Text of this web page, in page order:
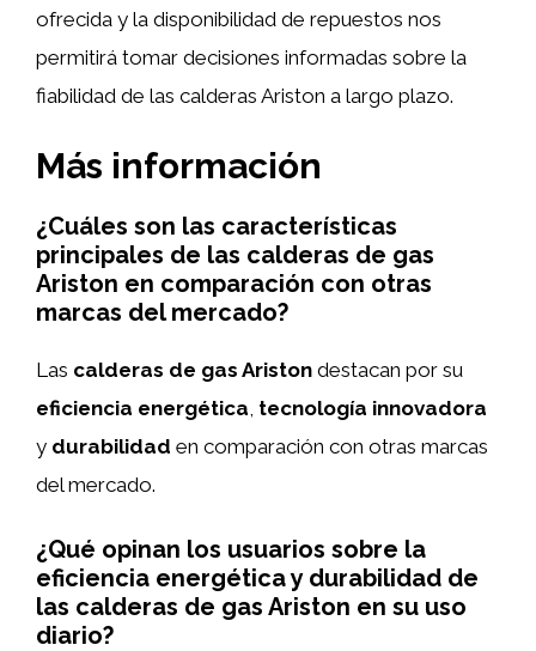
ofrecida y la disponibilidad de repuestos nos
permitirá tomar decisiones informadas sobre la
fiabilidad de las calderas Ariston a largo plazo.
Más información
¿Cuáles son las características
principales de las calderas de gas
Ariston en comparación con otras
marcas del mercado?
Las calderas de gas Ariston destacan por su
eficiencia energética, tecnología innovadora
y durabilidad en comparación con otras marcas
del mercado.
¿Qué opinan los usuarios sobre la
eficiencia energética y durabilidad de
las calderas de gas Ariston en su uso
diario?